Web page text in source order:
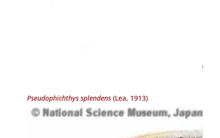
Pseudophichthys splendens(Lea, 1913)